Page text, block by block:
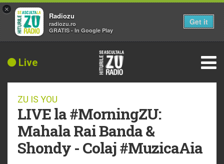
Live
ZU IS YOU
LIVE la #MorningZU:
Mahala Rai Banda &
Shondy - Colaj #MuzicaAia
×
Radiozu
radiozu.ro
GRATIS - In Google Play
Get it